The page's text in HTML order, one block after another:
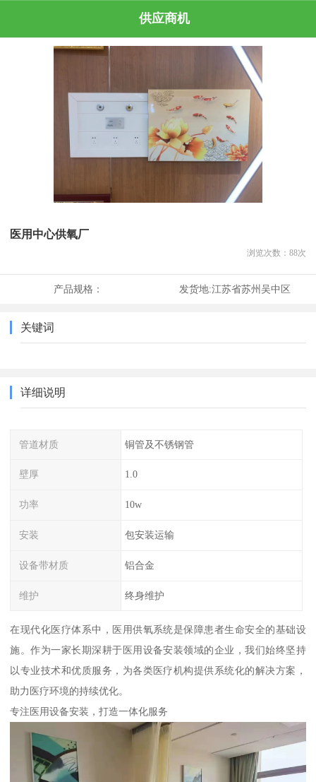
供应商机
医用中心供氧厂
浏览次数： 88次
产品规格： 发货地:江苏省苏州吴中区
关键词
详细说明
管道材质 铜管及不锈钢管
壁厚 1.0
功率 10w
安装 包安装运输
设备带材质 铝合金
维护 终身维护
在现代化医疗体系中，医用供氧系统是保障患者生命安全的基础设
施。作为一家长期深耕于医用设备安装领域的企业，我们始终坚持
以专业技术和优质服务，为各类医疗机构提供系统化的解决方案，
助力医疗环境的持续优化。
专注医用设备安装，打造一体化服务